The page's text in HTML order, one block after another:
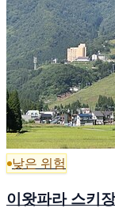
낮은 위험
이왓파라 스키장